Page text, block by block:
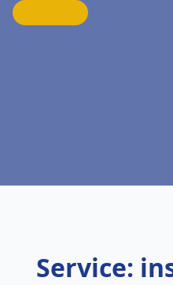
Service: